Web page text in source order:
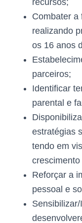
recursos;
Combater a
realizando
os 16 anos
parceiros;
Identificar
parental e
estratégias
tendo em
Reforçar a
pessoal e